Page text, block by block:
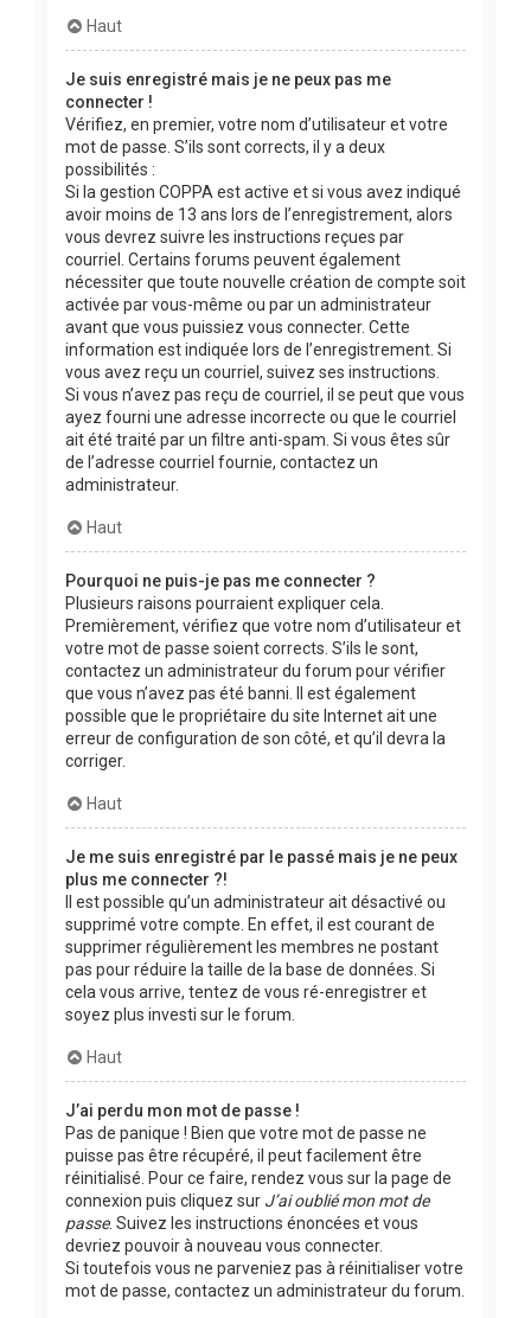
Haut
Je suis enregistré mais je ne peux pas me
connecter !
Vérifiez, en premier, votre nom d’utilisateur et votre
mot de passe. S’ils sont corrects, il y a deux
possibilités :
Si la gestion COPPA est active et si vous avez indiqué
avoir moins de 13 ans lors de l’enregistrement, alors
vous devrez suivre les instructions reçues par
courriel. Certains forums peuvent également
nécessiter que toute nouvelle création de compte soit
activée par vous-même ou par un administrateur
avant que vous puissiez vous connecter. Cette
information est indiquée lors de l’enregistrement. Si
vous avez reçu un courriel, suivez ses instructions.
Si vous n’avez pas reçu de courriel, il se peut que vous
ayez fourni une adresse incorrecte ou que le courriel
ait été traité par un filtre anti-spam. Si vous êtes sûr
de l’adresse courriel fournie, contactez un
administrateur.
Haut
Pourquoi ne puis-je pas me connecter ?
Plusieurs raisons pourraient expliquer cela.
Premièrement, vérifiez que votre nom d’utilisateur et
votre mot de passe soient corrects. S’ils le sont,
contactez un administrateur du forum pour vérifier
que vous n’avez pas été banni. Il est également
possible que le propriétaire du site Internet ait une
erreur de configuration de son côté, et qu’il devra la
corriger.
Haut
Je me suis enregistré par le passé mais je ne peux
plus me connecter ?!
Il est possible qu’un administrateur ait désactivé ou
supprimé votre compte. En effet, il est courant de
supprimer régulièrement les membres ne postant
pas pour réduire la taille de la base de données. Si
cela vous arrive, tentez de vous ré-enregistrer et
soyez plus investi sur le forum.
Haut
J’ai perdu mon mot de passe !
Pas de panique ! Bien que votre mot de passe ne
puisse pas être récupéré, il peut facilement être
réinitialisé. Pour ce faire, rendez vous sur la page de
connexion puis cliquez sur J’ai oublié mon mot de
passe. Suivez les instructions énoncées et vous
devriez pouvoir à nouveau vous connecter.
Si toutefois vous ne parveniez pas à réinitialiser votre
mot de passe, contactez un administrateur du forum.